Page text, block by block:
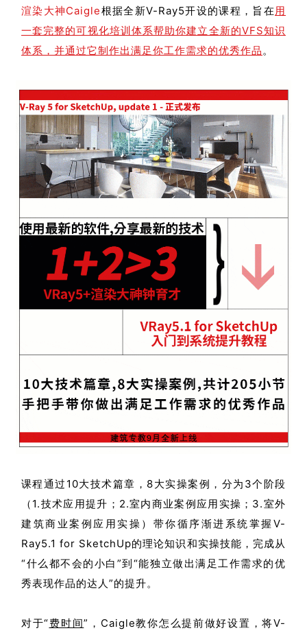
渲染大神Caigle根据全新V-Ray5开设的课程，旨在用
一套完整的可视化培训体系帮助你建立全新的VFS知识
体系，并通过它制作出满足你工作需求的优秀作品。
课程通过10大技术篇章，8大实操案例，分为3个阶段
（1.技术应用提升；2.室内商业案例应用实操；3.室外
建筑商业案例应用实操）带你循序渐进系统掌握V-
Ray5.1 for SketchUp的理论知识和实操技能 ，完成从
“什么都不会的小白”到“能独立做出满足工作需求的优
秀表现作品的达人”的提升。
对于“费时间”，Caigle教你怎么提前做好设置，将V-